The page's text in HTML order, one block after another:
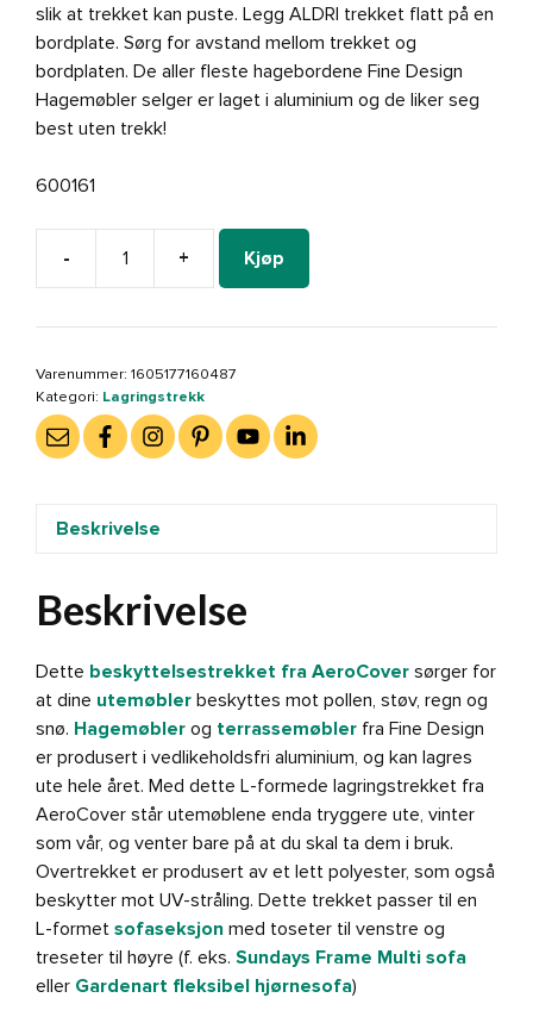
slik at trekket kan puste. Legg ALDRI trekket flatt på en
bordplate. Sørg for avstand mellom trekket og
bordplaten. De aller fleste hagebordene Fine Design
Hagemøbler selger er laget i aluminium og de liker seg
best uten trekk!
600161
-
Lagringstrekk/regntrekk
form
cm
Venstre
(600161)
+ Kjøp
Varenummer: 1605177160487
Kategori: Lagringstrekk
Beskrivelse
Beskrivelse
Dette beskyttelsestrekket fra AeroCover sørger for
at dine utemøbler beskyttes mot pollen, støv, regn og
snø. Hagemøbler og terrassemøbler fra Fine Design
er produsert i vedlikeholdsfri aluminium, og kan lagres
ute hele året. Med dette L-formede lagringstrekket fra
AeroCover står utemøblene enda tryggere ute, vinter
som vår, og venter bare på at du skal ta dem i bruk.
Overtrekket er produsert av et lett polyester, som også
beskytter mot UV-stråling. Dette trekket passer til en
L-formet sofaseksjon med toseter til venstre og
treseter til høyre (f. eks. Sundays Frame Multi sofa
eller Gardenart fleksibel hjørnesofa)